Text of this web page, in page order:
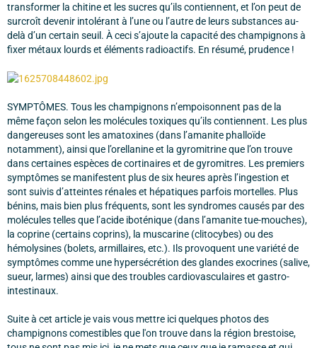
transformer la chitine et les sucres qu’ils contiennent, et l’on peut de
surcroît devenir intolérant à l’une ou l’autre de leurs substances au-
delà d’un certain seuil. À ceci s’ajoute la capacité des champignons à
fixer métaux lourds et éléments radioactifs. En résumé, prudence !
SYMPTÔMES. Tous les champignons n’empoisonnent pas de la
même façon selon les molécules toxiques qu’ils contiennent. Les plus
dangereuses sont les amatoxines (dans l’amanite phalloïde
notamment), ainsi que l’orellanine et la gyromitrine que l’on trouve
dans certaines espèces de cortinaires et de gyromitres. Les premiers
symptômes se manifestent plus de six heures après l’ingestion et
sont suivis d’atteintes rénales et hépatiques parfois mortelles. Plus
bénins, mais bien plus fréquents, sont les syndromes causés par des
molécules telles que l’acide iboténique (dans l’amanite tue-mouches),
la coprine (certains coprins), la muscarine (clitocybes) ou des
hémolysines (bolets, armillaires, etc.). Ils provoquent une variété de
symptômes comme une hypersécrétion des glandes exocrines (salive,
sueur, larmes) ainsi que des troubles cardiovasculaires et gastro-
intestinaux.
Suite à cet article je vais vous mettre ici quelques photos des
champignons comestibles que l'on trouve dans la région brestoise,